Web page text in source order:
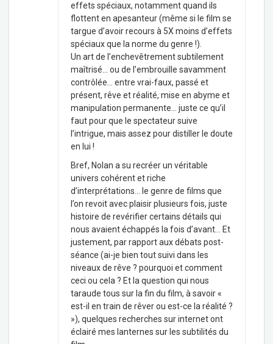
effets spéciaux, notamment quand ils
flottent en apesanteur (même si le film se
targue d’avoir recours à 5X moins d’effets
spéciaux que la norme du genre !).
Un art de l’enchevêtrement subtilement
maîtrisé… ou de l’embrouille savamment
contrôlée… entre vrai-faux, passé et
présent, rêve et réalité, mise en abyme et
manipulation permanente… juste ce qu’il
faut pour que le spectateur suive
l’intrigue, mais assez pour distiller le doute
en lui !
Bref, Nolan a su recréer un véritable
univers cohérent et riche
d’interprétations… le genre de films que
l’on revoit avec plaisir plusieurs fois, juste
histoire de revérifier certains détails qui
nous avaient échappés la fois d’avant… Et
justement, par rapport aux débats post-
séance (ai-je bien tout suivi dans les
niveaux de rêve ? pourquoi et comment
ceci ou cela ? Et la question qui nous
taraude tous sur la fin du film, à savoir «
est-il en train de rêver ou est-ce la réalité ?
»), quelques recherches sur internet ont
éclairé mes lanternes sur les subtilités du